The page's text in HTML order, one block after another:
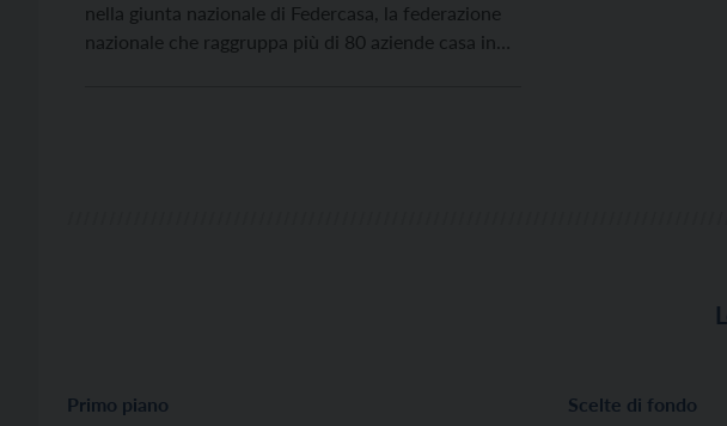
nella giunta nazionale di Federcasa, la federazione
nazionale che raggruppa più di 80 aziende casa in
Primo piano
Scelte di fondo